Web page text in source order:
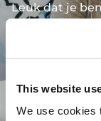
This website
We use cookies
Leuk dat je
bij HOBIJ.
binnen